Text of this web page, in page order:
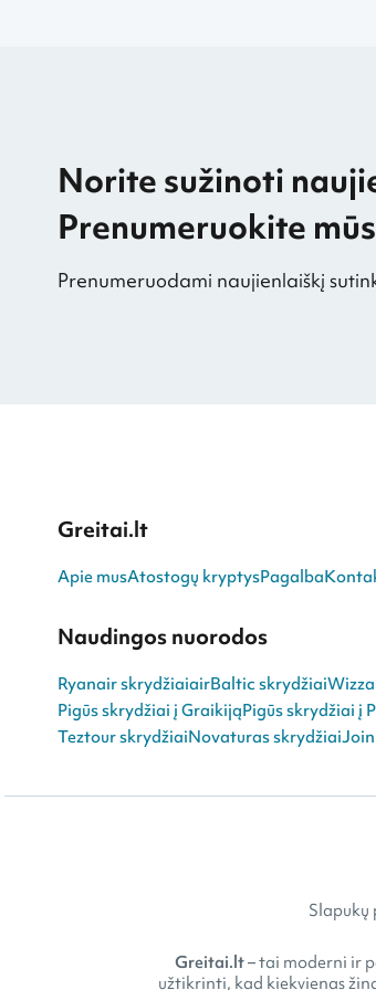
Norite sužinoti
Prenumeruokite
Prenumeruodami naujienlaiškį
Greitai.lt
Apie musAtostogų kryptysPagalba
Naudingos nuorodos
Ryanair skrydžiaiairBaltic skrydžiai
Pigūs skrydžiai į GraikijąPigūs skrydžiai į
Teztour skrydžiaiNovaturas skrydžiai
Greitai.lt– tai moderni ir
užtikrinti, kad kiekvienas